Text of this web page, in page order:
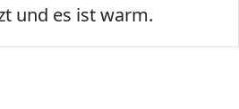
und es ist warm.